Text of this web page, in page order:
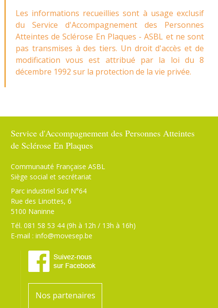
Les informations recueillies sont à usage exclusif
du Service d'Accompagnement des Personnes
Atteintes de Sclérose En Plaques - ASBL et ne sont
pas transmises à des tiers. Un droit d'accès et de
modification vous est attribué par la loi du 8
décembre 1992 sur la protection de la vie privée.
Service d'Accompagnement des Personnes Atteintes
de Sclérose En Plaques
Communauté Française ASBL
Siège social et secrétariat
Parc industriel Sud N°64
Rue des Linottes, 6
5100 Naninne
Tél. 081 58 53 44 (9h à 12h / 13h à 16h)
E-mail :info@movesep.be
Nos partenaires